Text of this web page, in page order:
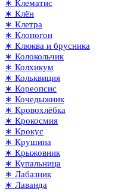
∗ Клематис
∗ Клён
∗ Клетра
∗ Клопогон
∗ Клюква и брусника
∗ Колокольчик
∗ Колхикум
∗ Кольквиция
∗ Кореопсис
∗ Кочедыжник
∗ Кровохлёбка
∗ Крокосмия
∗ Крокус
∗ Крушина
∗ Крыжовник
∗ Купальница
∗ Лабазник
∗ Лаванда